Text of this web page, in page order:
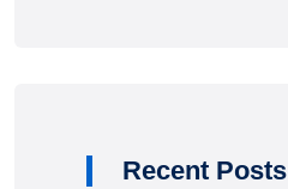
Recent Posts